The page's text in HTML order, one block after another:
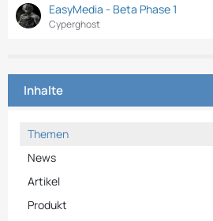
EasyMedia - Beta Phase 1
Cyperghost
Inhalte
Themen
News
Artikel
Produkt